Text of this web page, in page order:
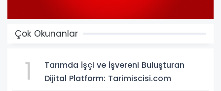
Çok Okunanlar
1
Tarımda İşçi ve İşvereni Buluşturan
Dijital Platform: Tarimiscisi.com